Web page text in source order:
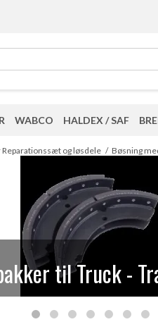
WABCO HALDEX / SAF
og løsdele / Bøsning
til Truck -
og løsdele